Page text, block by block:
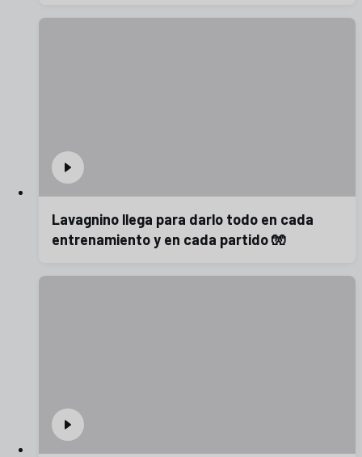
Lavagnino llega para darlo todo en cada
entrenamiento y en cada partido 🧤